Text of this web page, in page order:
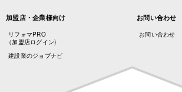
加盟店・企業様向け
リフォマPRO
（加盟店ログイン)
建設業のジョブナビ
お問い合わせ
お問い合わせ